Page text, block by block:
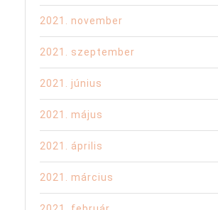
2021. november
2021. szeptember
2021. június
2021. május
2021. április
2021. március